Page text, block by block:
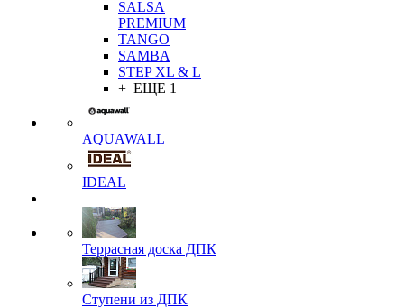
SALSA
PREMIUM
TANGO
SAMBA
STEP XL & L
+ ЕЩЕ 1
AQUAWALL
IDEAL
Террасная доска ДПК
Ступени из ДПК